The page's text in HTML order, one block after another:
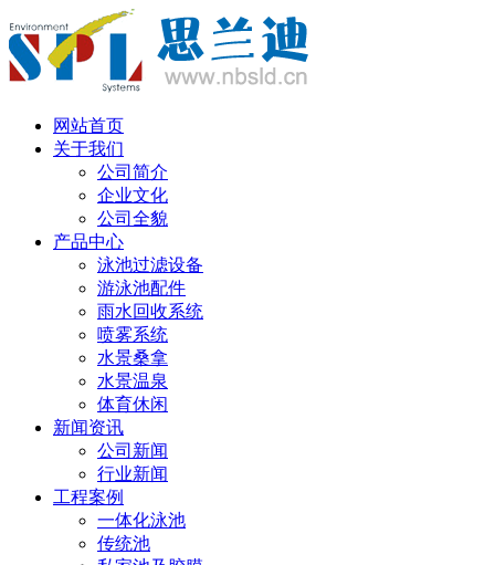
网站首页
关于我们
公司简介
企业文化
公司全貌
产品中心
泳池过滤设备
游泳池配件
雨水回收系统
喷雾系统
水景桑拿
水景温泉
体育休闲
新闻资讯
公司新闻
行业新闻
工程案例
一体化泳池
传统池